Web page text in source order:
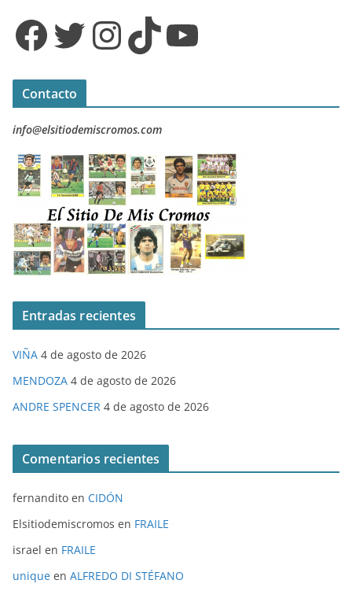
Facebook Twitter InstagramTikTok YouTube
Contacto
info@elsitiodemiscromos.com
Entradas recientes
VIÑA 4 de agosto de 2026
MENDOZA 4 de agosto de 2026
ANDRE SPENCER 4 de agosto de 2026
Comentarios recientes
fernandito en CIDÓN
Elsitiodemiscromos en FRAILE
israel en FRAILE
unique en ALFREDO DI STÉFANO